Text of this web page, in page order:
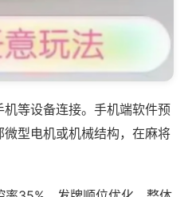
等设备连接。手机端软件预
型电机或机械结构，在麻将